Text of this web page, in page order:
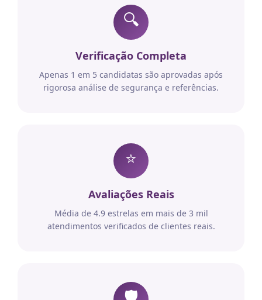
🔍
Verificação Completa
Apenas 1 em 5 candidatas são aprovadas após
rigorosa análise de segurança e referências.
⭐
Avaliações Reais
Média de 4.9 estrelas em mais de 3 mil
atendimentos verificados de clientes reais.